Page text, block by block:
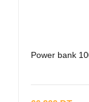
Power bank